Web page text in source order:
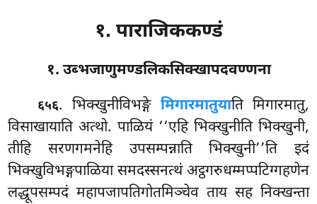
१. पाराजिककण्डं
१. उब्भजाणुमण्डलिकसिक्खापदवण्णना
६५६. भिक्खुनीविभङ्गे मिगारमातुयाति मिगारमातु,
विसाखायाति अत्थो. पाळियं ‘‘एहि भिक्खुनीति भिक्खुनी,
तीहि सरणगमनेहि उपसम्पन्नाति भिक्खुनी’’ति इदं
भिक्खुविभङ्गपाळिया समदस्सनत्थं अट्ठगरुधम्मप्पटिग्गहणेन
लद्धूपसम्पदं महापजापतिगोतमिञ्चेव ताय सह निक्खन्ता